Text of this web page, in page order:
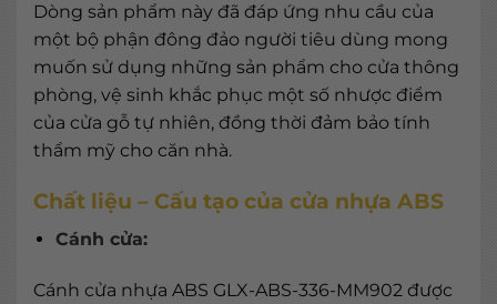
Dòng sản phẩm này đã đáp ứng nhu cầu của
một bộ phận đông đảo người tiêu dùng mong
muốn sử dụng những sản phẩm cho cửa thông
phòng, vệ sinh khắc phục một số nhược điểm
của cửa gỗ tự nhiên, đồng thời đảm bảo tính
thẩm mỹ cho căn nhà.
Chất liệu – Cấu tạo của cửa nhựa ABS
Cánh cửa:
Cánh cửa nhựa ABS GLX-ABS-336-MM902 được